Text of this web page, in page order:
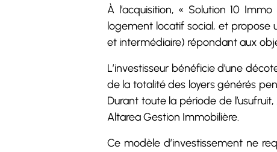
À l’acquisition, « Solution 10
logement locatif social, et propose
et intermédiaire) répondant aux
L’investisseur bénéficie d’une
de la totalité des loyers générés
Durant toute la période de
Altarea Gestion Immobilière.
Ce modèle d’investissement ne